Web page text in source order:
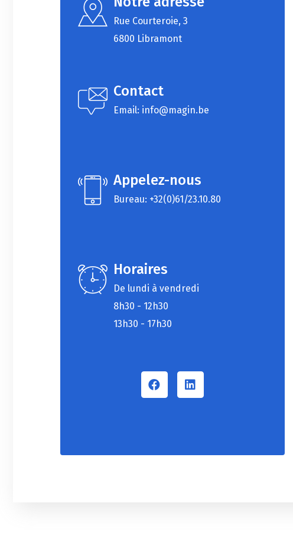
Rue Courteroie, 3
6800 Libramont
Contact
Email: info@magin.be
Appelez-nous
Bureau: +32(0)61/23.10.80
Horaires
De lundi à vendredi
8h30 - 12h30
13h30 - 17h30